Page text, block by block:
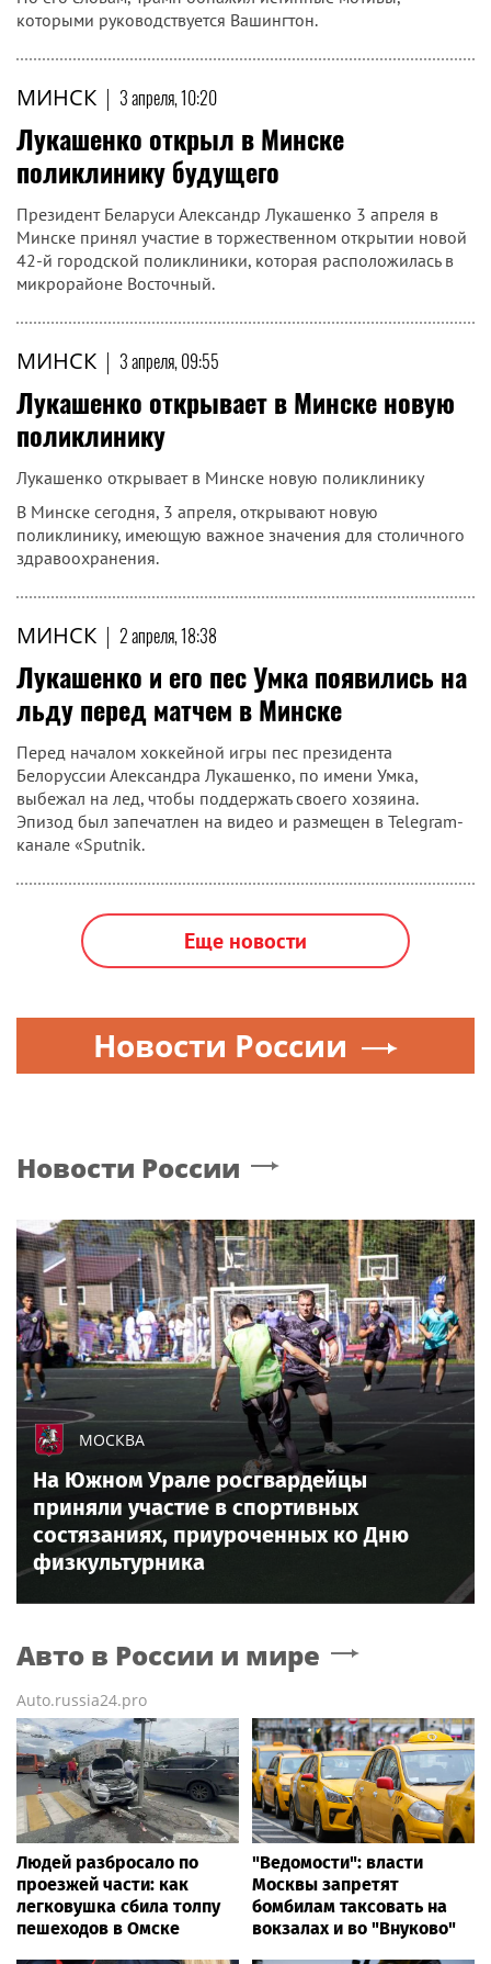
которыми руководствуется Вашингтон.
МИНСК | 3 апреля, 10:20
Лукашенко открыл в Минске
поликлинику будущего
Президент Беларуси Александр Лукашенко 3 апреля в
Минске принял участие в торжественном открытии новой
42-й городской поликлиники, которая расположилась в
микрорайоне Восточный.
МИНСК | 3 апреля, 09:55
Лукашенко открывает в Минске новую
поликлинику
Лукашенко открывает в Минске новую поликлинику
В Минске сегодня, 3 апреля, открывают новую
поликлинику, имеющую важное значения для столичного
здравоохранения.
МИНСК | 2 апреля, 18:38
Лукашенко и его пес Умка появились на
льду перед матчем в Минске
Перед началом хоккейной игры пес президента
Белоруссии Александра Лукашенко, по имени Умка,
выбежал на лед, чтобы поддержать своего хозяина.
Эпизод был запечатлен на видео и размещен в Telegram-
канале «Sputnik.
Еще новости
Новости России
Новости России
МОСКВА
На Южном Урале росгвардейцы
приняли участие в спортивных
состязаниях, приуроченных ко Дню
физкультурника
Авто в России и мире
Auto.russia24.pro
Людей разбросало по
проезжей части: как
легковушка сбила толпу
пешеходов в Омске
"Ведомости": власти
Москвы запретят
бомбилам таксовать на
вокзалах и во "Внуково"